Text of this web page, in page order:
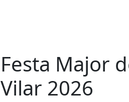
Festa Major
Vilar 2026